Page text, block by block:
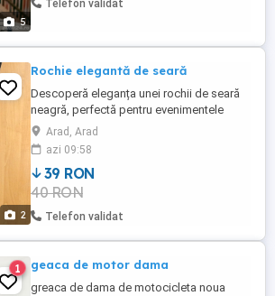
5
Telefon validat
2
Rochie elegantă de seară
Descoperă eleganța unei rochii de seară
neagră, perfectă pentru evenimentele
speciale. Realizată din material de înaltă
calitate, această rochie este alegerea
ideală pentru a străluci în serile
deosebite.Rochia e nouă, mărimea S, preț
39 RON. Aștept oferte în privat.
Arad, Arad
azi 09:58
39 RON
40 RON
Telefon validat
1 geaca de motor dama
greaca de dama de motocicleta noua